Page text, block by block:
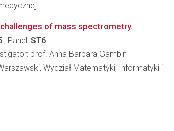
of mass spectrometry.
, Panel: ST6
prof. Anna Barbara Gambin
Wydział Matematyki, Informatyki i